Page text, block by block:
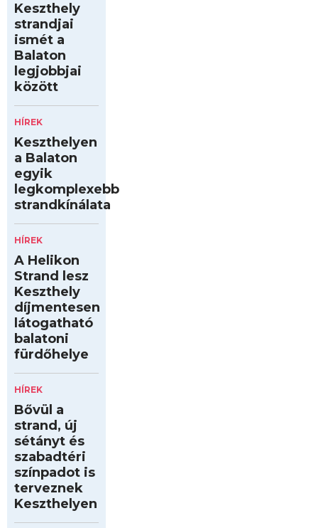
Keszthely
strandjai
ismét a
Balaton
legjobbjai
között
HÍREK
Keszthelyen
a Balaton
egyik
legkomplexebb
strandkínálata
HÍREK
A Helikon
Strand lesz
Keszthely
díjmentesen
látogatható
balatoni
fürdőhelye
HÍREK
Bővül a
strand, új
sétányt és
szabadtéri
színpadot is
terveznek
Keszthelyen